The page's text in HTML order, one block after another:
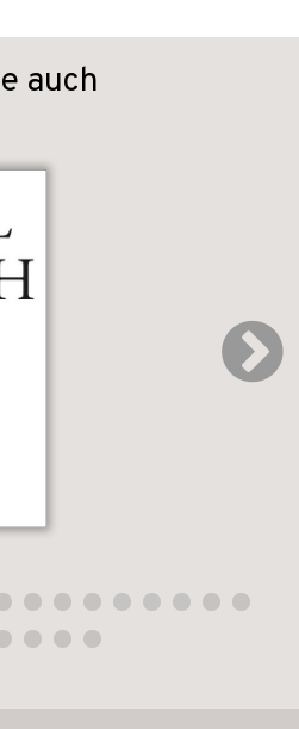
auch